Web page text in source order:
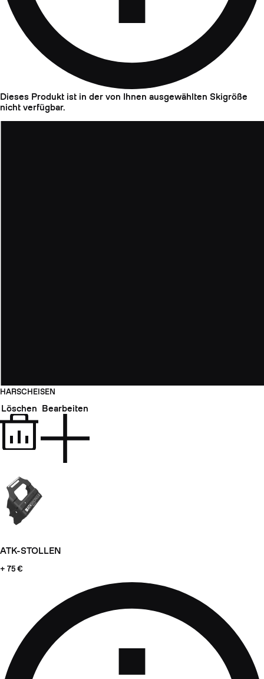
Dieses Produkt ist in der von Ihnen ausgewählten Skigröße
nicht verfügbar.
HARSCHEISEN
Löschen Bearbeiten
ATK-STOLLEN
+ 75 €